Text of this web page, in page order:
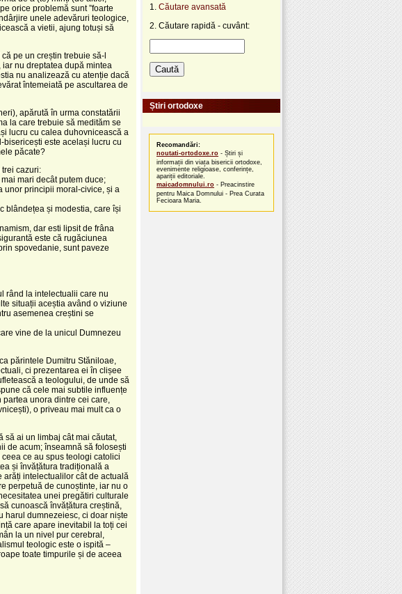
orice problemă sunt ”foarte
unele adevăruri teologice,
a vietii, ajung totuși să
pe un creștin trebuie să-l
nu dreptatea după mintea
nu analizează cu atenție dacă
întemeiată pe ascultarea de
apărută în urma constatării
la care trebuie să medităm se
lucru cu calea duhovnicească a
este același lucru cu
păcate?
cazuri:
mari decât putem duce;
unor principii moral-civice, și a
blândețea și modestia, care își
dar esti lipsit de frâna
este că rugăciunea
spovedanie, sunt paveze
rând la intelectualii care nu
situații aceștia având o viziune
asemenea creștini se
vine de la unicul Dumnezeu
părintele Dumitru Stăniloae,
ci prezentarea ei în clișee
a teologului, de unde să
că cele mai subtile influențe
unora dintre cei care,
o priveau mai mult ca o
ai un limbaj cât mai căutat,
de acum; înseamnă să folosești
ce au spus teologi catolici
și învățătura tradițională a
intelectualilor cât de actuală
perpetuă de cunoștinte, iar nu o
unei pregătiri culturale
cunoască învățătura creștină,
harul dumnezeiesc, ci doar niște
care apare inevitabil la toți cei
la un nivel pur cerebral,
teologic este o ispită –
toate timpurile și de aceea
1. Căutare avansată
2. Căutare rapidă - cuvânt:
Știri ortodoxe
Recomandări:
noutati-ortodoxe.ro - Știri și
informații din viața bisericii ortodoxe,
evenimente religioase, conferințe,
apariții editoriale.
maicadomnului.ro - Preacinstire
pentru Maica Domnului - Prea Curata
Fecioara Maria.